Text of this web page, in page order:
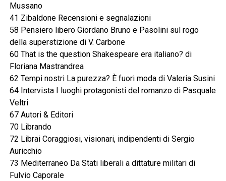
Mussano
41 Zibaldone Recensioni e segnalazioni
58 Pensiero libero Giordano Bruno e Pasolini sul rogo
della superstizione di V. Carbone
60 That is the question Shakespeare era italiano? di
Floriana Mastrandrea
62 Tempi nostri La purezza? È fuori moda di Valeria Susini
64 Intervista I luoghi protagonisti del romanzo di Pasquale
Veltri
67 Autori & Editori
70 Librando
72 Librai Coraggiosi, visionari, indipendenti di Sergio
Auricchio
73 Mediterraneo Da Stati liberali a dittature militari di
Fulvio Caporale